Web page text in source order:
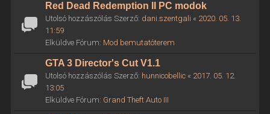
Red Dead Redemption II PC modok
Utolsó hozzászólás Szerző: dani.szentgali « 2020. 05. 13.
11:59
Elküldve Fórum: Mod bemutatóterem
GTA 3 Director's Cut V1.1
Utolsó hozzászólás Szerző: hunnicobellic« 2017. 05. 12.
13:05
Elküldve Fórum: Grand Theft Auto III